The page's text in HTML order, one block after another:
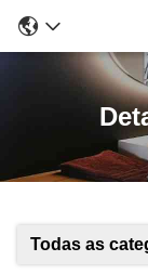
Todas as